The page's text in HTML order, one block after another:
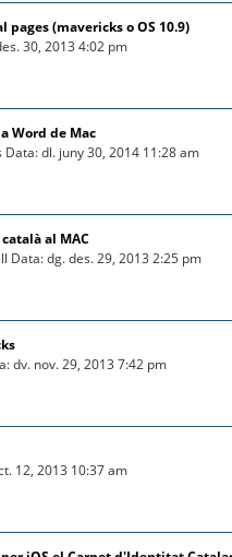
pages (mavericks o OS 10.9)
30, 2013 4:02 pm
Word de Mac
dl. juny 30, 2014 11:28 am
al MAC
Data: dg. des. 29, 2013 2:25 pm
dv. nov. 29, 2013 7:42 pm
12, 2013 10:37 am